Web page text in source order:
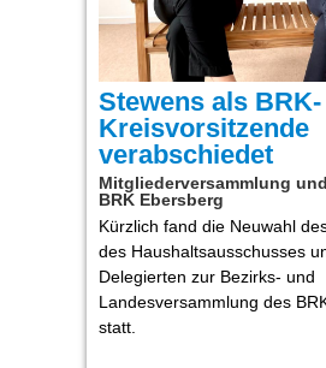
Stewens als BRK-
Kreisvorsitzende
verabschiedet
Mitgliederversammlung
BRK Ebersberg
Kürzlich fand die Neuwahl
des Haushaltsausschusses
Delegierten zur Bezirks- und
Landesversammlung des
statt.